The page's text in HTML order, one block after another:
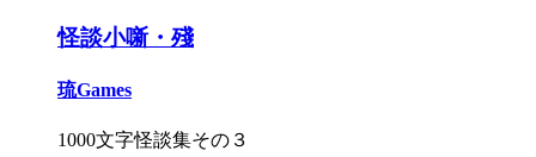
怪談小噺・殘
琉Games
1000文字怪談集その３